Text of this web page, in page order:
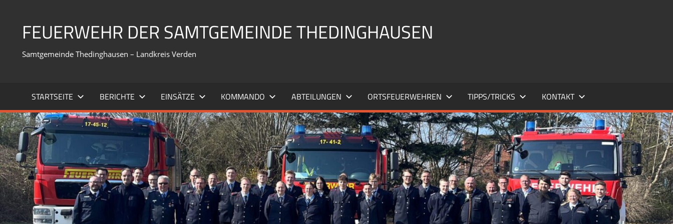
springenFEUERWEHR DER SAMTGEMEINDE THEDINGHAUSEN
Samtgemeinde Thedinghausen – Landkreis Verden
STARTSEITE BERICHTE EINSÄTZE KOMMANDO ABTEILUNGEN ORTSFEUERWEHREN TIPPS/TRICKS KONTAKT